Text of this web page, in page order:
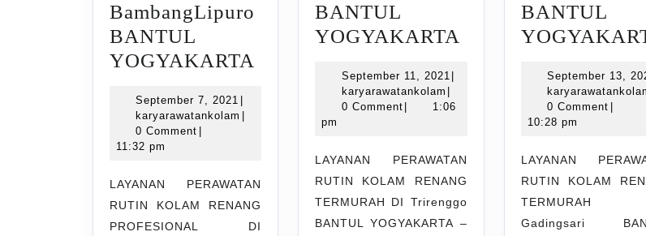
BambangLipuro
BANTUL
YOGYAKARTA
PERAWATAN
KOLAM
RENANG
PROFESIONAL
DI
BambangLipuro
September 7, 2021 September
7,
karyarawatankolam karyarawatankolam
0 Comment
11:32 pm
LAYANAN PERAWATAN
RUTIN KOLAM RENANG
PROFESIONAL DI
BANTUL
YOGYAKARTA LAYANAN
RENANG
TERMURAH
DI
Trirenggo
BANTUL
September 11, 2021 September
11,
2021
karyarawatankolam karyarawatankolam
0 Comment
1:06
pm
LAYANAN PERAWATAN
RUTIN KOLAM RENANG
TERMURAH DI Trirenggo
BANTUL YOGYAKARTA –
BANTUL
September 13,
0 Comment
10:28 pm
LAYANAN
RUTIN KOLAM
Gadingsari